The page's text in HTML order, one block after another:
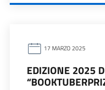
17 MARZO 2025
EDIZIONE 2025